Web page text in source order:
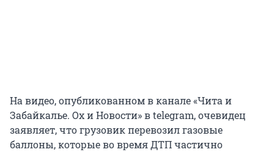
На видео, опубликованном в канале «Чита и
Забайкалье. Ох и Новости» в telegram, очевидец
заявляет, что грузовик перевозил газовые
баллоны, которые во время ДТП частично